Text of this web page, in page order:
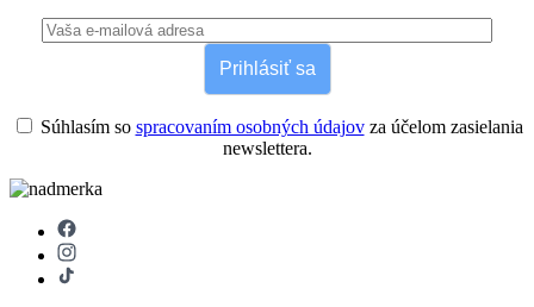
Prihlásiť sa
Súhlasím so spracovaním osobných údajovza účelom zasielania
newslettera.